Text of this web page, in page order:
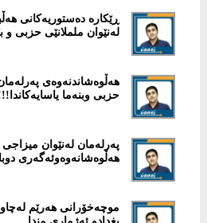
ڕێكارە دەستوریەکانی
لەنێوان ململانێی حزبی و
هەڵوەشاندنەوەی
حزبی وبنەما
پەرلەمان لەنێوان
هەڵوەشانەوەوئەگەری
موچەخۆرانی هەرێم